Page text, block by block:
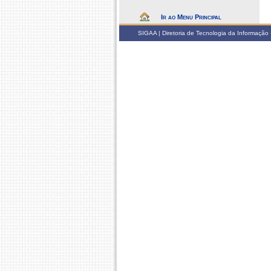
Ir ao Menu Principal
SIGAA | Diretoria de Tecnologia da